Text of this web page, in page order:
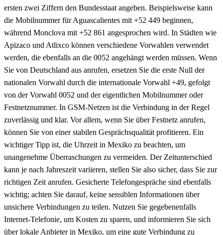
ersten zwei Ziffern den Bundesstaat angeben. Beispielsweise kann
die Mobilnummer für Aguascalientes mit +52 449 beginnen,
während Monclova mit +52 861 angesprochen wird. In Städten wie
Apizaco und Atlixco können verschiedene Vorwahlen verwendet
werden, die ebenfalls an die 0052 angehängt werden müssen. Wenn
Sie von Deutschland aus anrufen, ersetzen Sie die erste Null der
nationalen Vorwahl durch die internationale Vorwahl +49, gefolgt
von der Vorwahl 0052 und der eigentlichen Mobilnummer oder
Festnetznummer. In GSM-Netzen ist die Verbindung in der Regel
zuverlässig und klar. Vor allem, wenn Sie über Festnetz anrufen,
können Sie von einer stabilen Gesprächsqualität profitieren. Ein
wichtiger Tipp ist, die Uhrzeit in Mexiko zu beachten, um
unangenehme Überraschungen zu vermeiden. Der Zeitunterschied
kann je nach Jahreszeit variieren, stellen Sie also sicher, dass Sie zur
richtigen Zeit anrufen. Gesicherte Telefongespräche sind ebenfalls
wichtig; achten Sie darauf, keine sensiblen Informationen über
unsichere Verbindungen zu teilen. Nutzen Sie gegebenenfalls
Internet-Telefonie, um Kosten zu sparen, und informieren Sie sich
über lokale Anbieter in Mexiko, um eine gute Verbindung zu